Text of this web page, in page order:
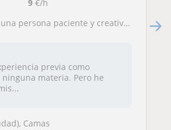
9€/h
creativa a la hora de exponer ejemplos para que se entiendan los conceptos a aprender.
previa como
materia. Pero he
Camas